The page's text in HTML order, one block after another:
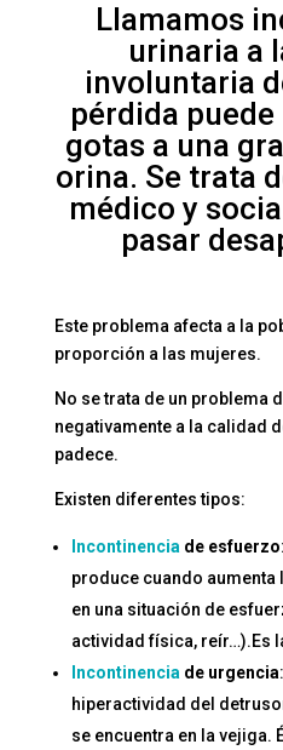
Llamamos
urinaria a
involuntaria
pérdida
gotas a una
orina. Se trata
médico y
pasar
Este problema afecta a la
proporción a las mujeres.
No se trata de un problema
negativamente a la calidad
padece.
Existen diferentes tipos:
Incontinenciade esfuerzo
produce cuando
en una situación de
actividad física, reír…).Es
Incontinencia de urgencia
hiperactividad del
se encuentra en la vejiga.